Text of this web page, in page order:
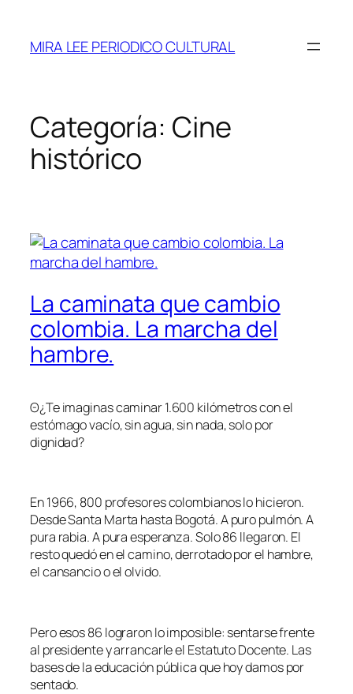
contenido
MIRA LEE PERIODICO CULTURAL
Categoría: Cine
histórico
La caminata que cambio
colombia. La marcha del
hambre.
Θ¿Te imaginas caminar 1.600 kilómetros con el
estómago vacío, sin agua, sin nada, solo por
dignidad?
En 1966, 800 profesores colombianos lo hicieron.
Desde Santa Marta hasta Bogotá. A puro pulmón. A
pura rabia. A pura esperanza. Solo 86 llegaron. El
resto quedó en el camino, derrotado por el hambre,
el cansancio o el olvido.
Pero esos 86 lograron lo imposible: sentarse frente
al presidente y arrancarle el Estatuto Docente. Las
bases de la educación pública que hoy damos por
sentado.